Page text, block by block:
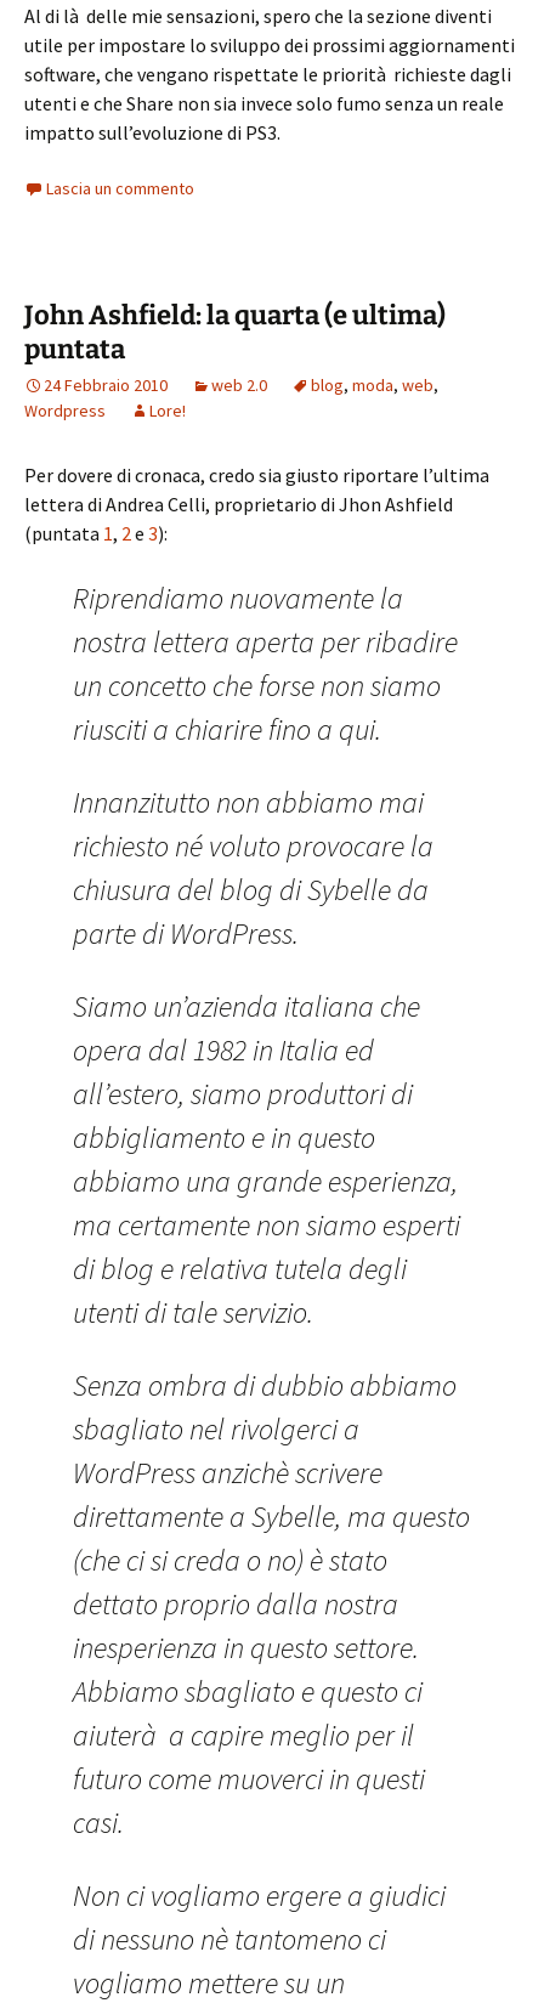
Al di là delle mie sensazioni, spero che la sezione diventi
utile per impostare lo sviluppo dei prossimi aggiornamenti
software, che vengano rispettate le priorità richieste dagli
utenti e che Share non sia invece solo fumo senza un reale
impatto sull’evoluzione di PS3.
Lascia un commento
John Ashfield: la quarta (e ultima)
puntata
24 Febbraio 2010 web 2.0 blog, moda, web,
Wordpress
Lore!
Per dovere di cronaca, credo sia giusto riportare l’ultima
lettera di Andrea Celli, proprietario di Jhon Ashfield
(puntata 1, 2e 3):
Riprendiamo nuovamente la
nostra lettera aperta per ribadire
un concetto che forse non siamo
riusciti a chiarire fino a qui.
Innanzitutto non abbiamo mai
richiesto né voluto provocare la
chiusura del blog di Sybelle da
parte di WordPress.
Siamo un’azienda italiana che
opera dal 1982 in Italia ed
all’estero, siamo produttori di
abbigliamento e in questo
abbiamo una grande esperienza,
ma certamente non siamo esperti
di blog e relativa tutela degli
utenti di tale servizio.
Senza ombra di dubbio abbiamo
sbagliato nel rivolgerci a
WordPress anzichè scrivere
direttamente a Sybelle, ma questo
(che ci si creda o no) è stato
dettato proprio dalla nostra
inesperienza in questo settore.
Abbiamo sbagliato e questo ci
aiuterà a capire meglio per il
futuro come muoverci in questi
casi.
Non ci vogliamo ergere a giudici
di nessuno nè tantomeno ci
vogliamo mettere su un